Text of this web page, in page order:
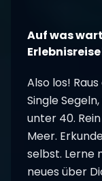
Auf was
Also los!
Single
unter 40.
Meer.
selbst. Lerne
neues über